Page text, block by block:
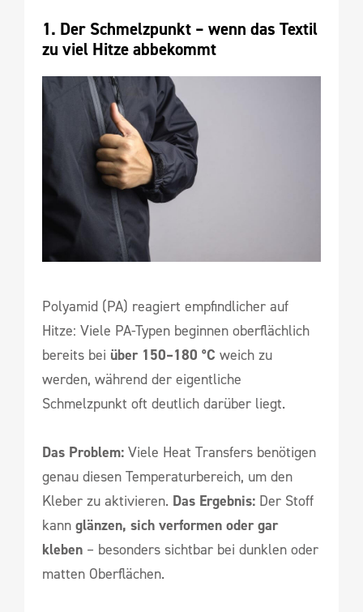
1. Der Schmelzpunkt – wenn das Textil
zu viel Hitze abbekommt
Polyamid (PA) reagiert empfindlicher auf
Hitze: Viele PA-Typen beginnen oberflächlich
bereits bei über 150–180 °C weich zu
werden, während der eigentliche
Schmelzpunkt oft deutlich darüber liegt.
Das Problem: Viele Heat Transfers benötigen
genau diesen Temperaturbereich, um den
Kleber zu aktivieren. Das Ergebnis: Der Stoff
kann glänzen, sich verformen oder gar
kleben – besonders sichtbar bei dunklen oder
matten Oberflächen.